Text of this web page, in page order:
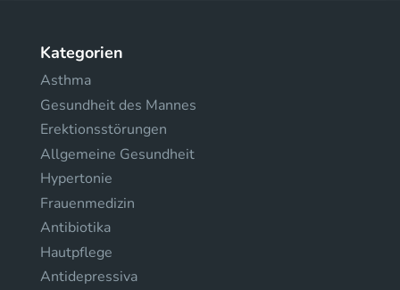
Kategorien
Asthma
Gesundheit des Mannes
Erektionsstörungen
Allgemeine Gesundheit
Hypertonie
Frauenmedizin
Antibiotika
Hautpflege
Antidepressiva